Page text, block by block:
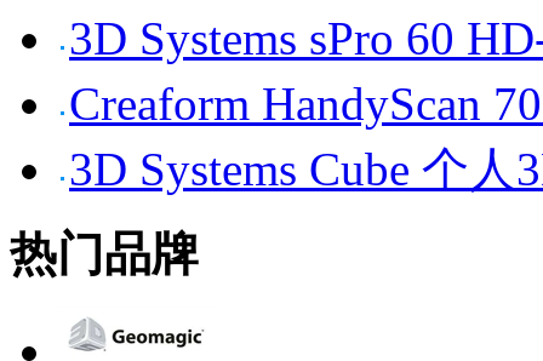
3D Systems sPro 60
Creaform HandyScan
3D Systems Cube 个人
热门品牌